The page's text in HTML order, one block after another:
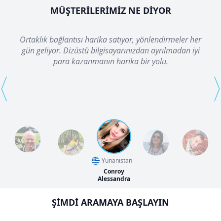
MÜŞTERILERIMIZ NE DIYOR
Ortaklık bağlantısı harika satıyor, yönlendirmeler her
gün geliyor. Dizüstü bilgisayarınızdan ayrılmadan iyi
para kazanmanın harika bir yolu.
Yunanistan
Conroy
Alessandra
⟨ ⟩
ŞIMDI ARAMAYA BAŞLAYIN